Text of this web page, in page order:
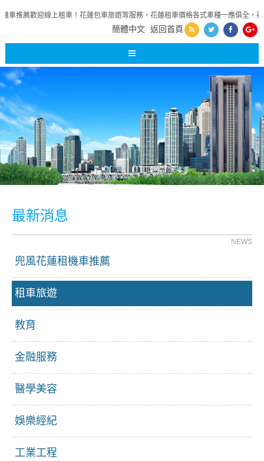
車推薦歡迎線上租車！花蓮包車旅遊等服務，花蓮租車價格各式車種一應俱全，
簡體中文 返回首頁
最新消息
NEWS
兜風花蓮租機車推薦
租車旅遊
教育
金融服務
醫學美容
娛樂經紀
工業工程